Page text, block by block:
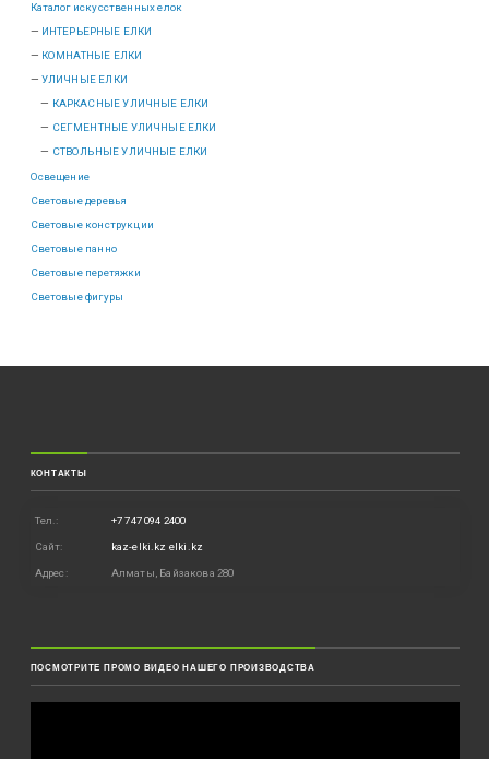
Каталог искусственных елок
ИНТЕРЬЕРНЫЕ ЕЛКИ
КОМНАТНЫЕ ЕЛКИ
УЛИЧНЫЕ ЕЛКИ
КАРКАСНЫЕ УЛИЧНЫЕ ЕЛКИ
СЕГМЕНТНЫЕ УЛИЧНЫЕ ЕЛКИ
СТВОЛЬНЫЕ УЛИЧНЫЕ ЕЛКИ
Освещение
Световые деревья
Световые конструкции
Световые панно
Световые перетяжки
Световые фигуры
КОНТАКТЫ
Тел.: +7 747 094 2400
Сайт: kaz-elki.kz elki.kz
Адрес: Алматы, Байзакова 280
ПОСМОТРИТЕ ПРОМО ВИДЕО НАШЕГО ПРОИЗВОДСТВА